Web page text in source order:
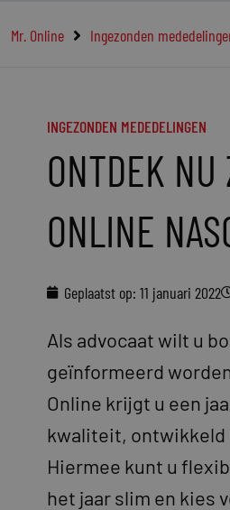
Mr. Online Ingezonden
INGEZONDEN MEDEDELINGEN
ONTDEK
ONLINE
Geplaatst op: 11 januari 2022
Als advocaat wilt u
geïnformeerd
Online krijgt u een
kwaliteit, ontwikkeld
Hiermee kunt u
het jaar slim en kies